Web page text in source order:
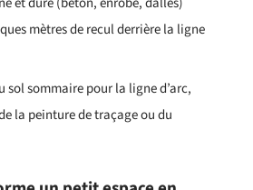
mètres de recul derrière la ligne
sol sommaire pour la ligne d’arc,
la peinture de traçage ou du